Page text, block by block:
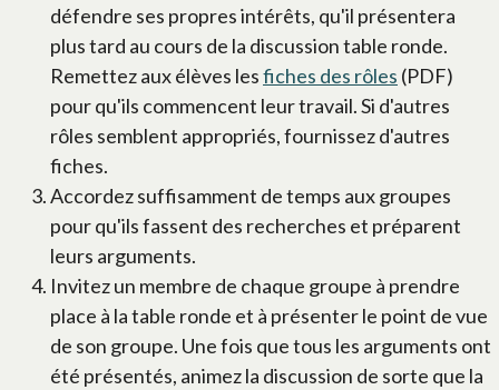
défendre ses propres intérêts, qu'il présentera
plus tard au cours de la discussion table ronde.
Remettez aux élèves lesfiches des rôles (PDF)
pour qu'ils commencent leur travail. Si d'autres
rôles semblent appropriés, fournissez d'autres
fiches.
Accordez suffisamment de temps aux groupes
pour qu'ils fassent des recherches et préparent
leurs arguments.
Invitez un membre de chaque groupe à prendre
place à la table ronde et à présenter le point de vue
de son groupe. Une fois que tous les arguments ont
été présentés, animez la discussion de sorte que la